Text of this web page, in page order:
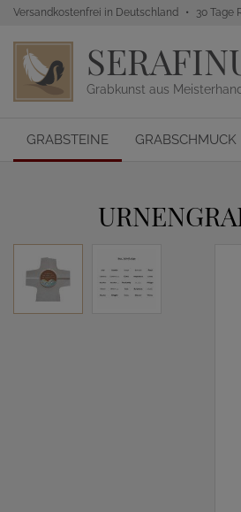
Versandkostenfrei in Deutschland 30 Tage
Grabkunst aus
GRABSTEINE GRABSCHMUCK